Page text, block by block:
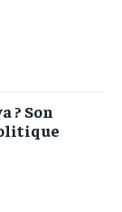
? Son